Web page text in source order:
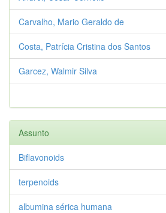
Carvalho, Mario Geraldo de
Costa, Patrícia Cristina dos Santos
Garcez, Walmir Silva
Assunto
Biflavonoids
terpenoids
albumina sérica humana